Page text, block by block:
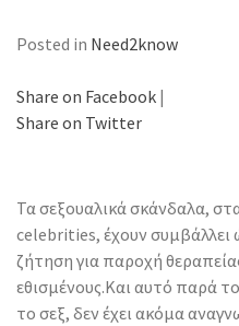
Posted in Need2know
Share on Facebook |
Share on Twitter
Τα σεξουαλικά σκάνδαλα,
celebrities, έχουν συμβάλλει
ζήτηση για παροχή
εθισμένους.Και αυτό παρά
το σεξ, δεν έχει ακόμα